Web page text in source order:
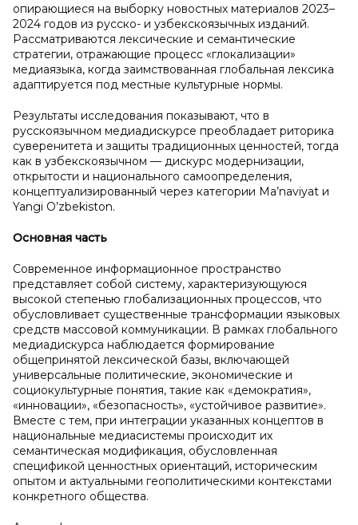
опирающиеся на выборку новостных материалов 2023–
2024 годов из русско- и узбекскоязычных изданий.
Рассматриваются лексические и семантические
стратегии, отражающие процесс «глокализации»
медиаязыка, когда заимствованная глобальная лексика
адаптируется под местные культурные нормы.
Результаты исследования показывают, что в
русскоязычном медиадискурсе преобладает риторика
суверенитета и защиты традиционных ценностей, тогда
как в узбекскоязычном — дискурс модернизации,
открытости и национального самоопределения,
концептуализированный через категории Ma’naviyat и
Yangi O’zbekiston.
Основная часть
Современное информационное пространство
представляет собой систему, характеризующуюся
высокой степенью глобализационных процессов, что
обусловливает существенные трансформации языковых
средств массовой коммуникации. В рамках глобального
медиадискурса наблюдается формирование
общепринятой лексической базы, включающей
универсальные политические, экономические и
социокультурные понятия, такие как «демократия»,
«инновации», «безопасность», «устойчивое развитие».
Вместе с тем, при интеграции указанных концептов в
национальные медиасистемы происходит их
семантическая модификация, обусловленная
спецификой ценностных ориентаций, историческим
опытом и актуальными геополитическими контекстами
конкретного общества.